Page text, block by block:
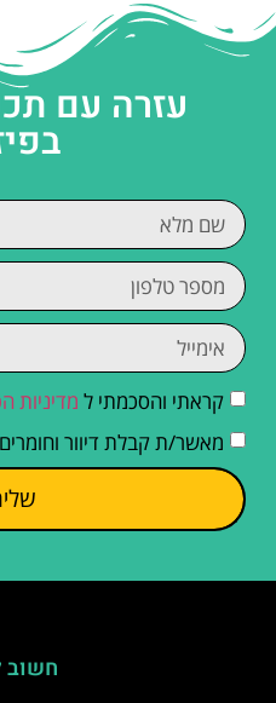
עזרה עם
קראתי והסכמתי ל מדיניות
מאשר/ת קבלת דיוור
חשוב